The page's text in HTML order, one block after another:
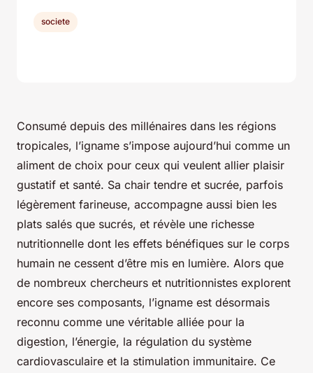
Consumé depuis des millénaires dans les régions
tropicales, l’igname s’impose aujourd’hui comme un
aliment de choix pour ceux qui veulent allier plaisir
gustatif et santé. Sa chair tendre et sucrée, parfois
légèrement farineuse, accompagne aussi bien les
plats salés que sucrés, et révèle une richesse
nutritionnelle dont les effets bénéfiques sur le corps
humain ne cessent d’être mis en lumière. Alors que
de nombreux chercheurs et nutritionnistes explorent
encore ses composants, l’igname est désormais
reconnu comme une véritable alliée pour la
digestion, l’énergie, la régulation du système
cardiovasculaire et la stimulation immunitaire. Ce
societe